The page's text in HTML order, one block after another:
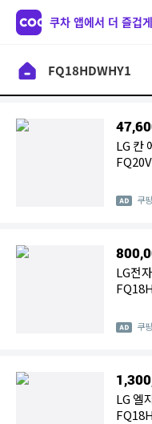
쿠차 앱에서 더 즐겁
LG 칸
쿠팡
LG전
쿠팡
LG 엘